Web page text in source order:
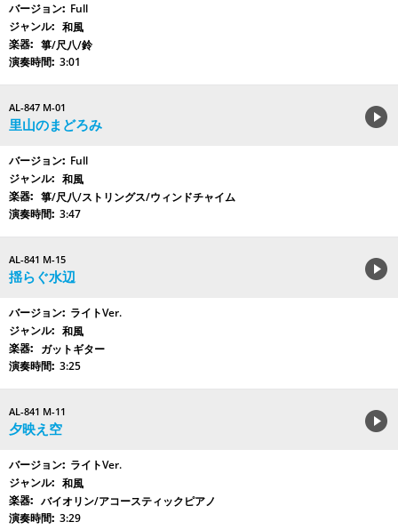
Full
和風
箏/尺八/鈴
3:01
AL-847 M-01
里山のまどろみ
Full
和風
箏/尺八/ストリングス/ウィンドチャイム
3:47
AL-841 M-15
揺らぐ水辺
ライトVer.
和風
ガットギター
3:25
AL-841 M-11
夕映え空
ライトVer.
和風
バイオリン/アコースティックピアノ
3:29